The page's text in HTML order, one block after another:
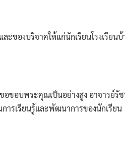
ะของบริจาคให้แก่นักเรียนโรงเรียน
อขอบพระคุณเป็นอย่างสูง อาจารย์รั
ารเรียนรู้และพัฒนาการของนักเรียน